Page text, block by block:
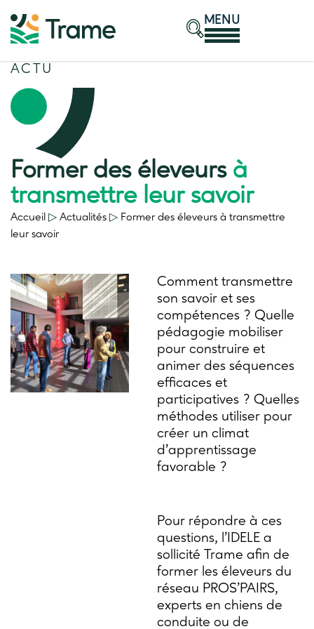
MENU
ACTU
Former des éleveurs à
transmettre leur savoir
Accueil ▷ Actualités ▷ Former des éleveurs à transmettre
leur savoir
Comment transmettre
son savoir et ses
compétences ? Quelle
pédagogie mobiliser
pour construire et
animer des séquences
efficaces et
participatives ? Quelles
méthodes utiliser pour
créer un climat
d’apprentissage
favorable ?
Pour répondre à ces
questions, l’IDELE a
sollicité Trame afin de
former les éleveurs du
réseau PROS’PAIRS,
experts en chiens de
conduite ou de